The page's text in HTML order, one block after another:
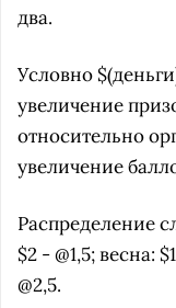
два.
Условно
увеличение
относительно
увеличение
Распределение
$2 - @1,5; весна:
@2,5.